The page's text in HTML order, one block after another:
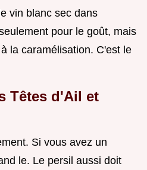
vin blanc sec dans
pour le goût, mais
la caramélisation. C'est le
Têtes d'Ail et
Si vous avez un
le. Le persil aussi doit